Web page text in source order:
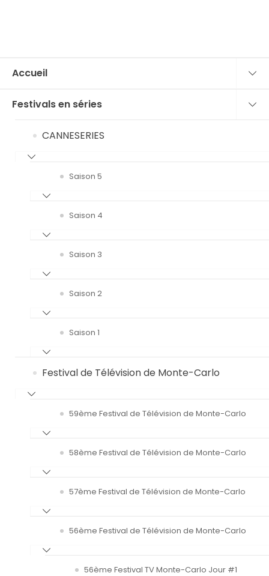
Accueil
Festivals en séries
CANNESERIES
Saison 5
Saison 4
Saison 3
Saison 2
Saison 1
Festival de Télévision de Monte-Carlo
59ème Festival de Télévision de Monte-Carlo
58ème Festival de Télévision de Monte-Carlo
57ème Festival de Télévision de Monte-Carlo
56ème Festival de Télévision de Monte-Carlo
56ème Festival TV Monte-Carlo Jour #1